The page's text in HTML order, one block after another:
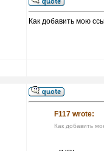
Как добавить мою
F117 wrote:
Как добавить